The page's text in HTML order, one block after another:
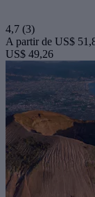
4,7 (3)
A partir de US$
US$ 49,26